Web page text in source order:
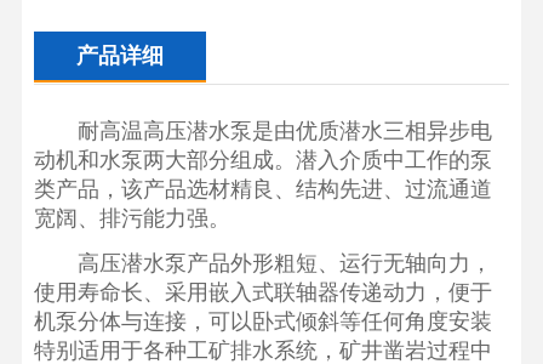
产品详细
耐高温高压潜水泵是由优质潜水三相异步电
动机和水泵两大部分组成。潜入介质中工作的泵
类产品，该产品选材精良、结构先进、过流通道
宽阔、排污能力强。
高压潜水泵产品外形粗短、运行无轴向力，
使用寿命长、采用嵌入式联轴器传递动力，便于
机泵分体与连接，可以卧式倾斜等任何角度安装
特别适用于各种工矿排水系统，矿井凿岩过程中